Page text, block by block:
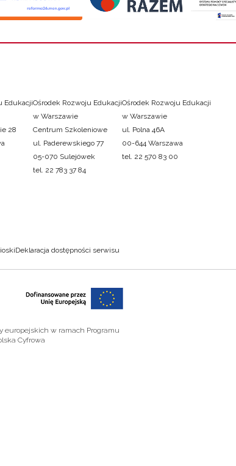
Edukacji
28
Ośrodek Rozwoju Edukacji
w Warszawie
Centrum Szkoleniowe
ul. Paderewskiego 77
05-070 Sulejówek
tel. 22 783 37 84
Ośrodek Rozwoju Edukacji
w Warszawie
ul. Polna 46A
00-644 Warszawa
tel. 22 570 83 00
Deklaracja dostępności serwisu
europejskich w ramach Programu
Cyfrowa